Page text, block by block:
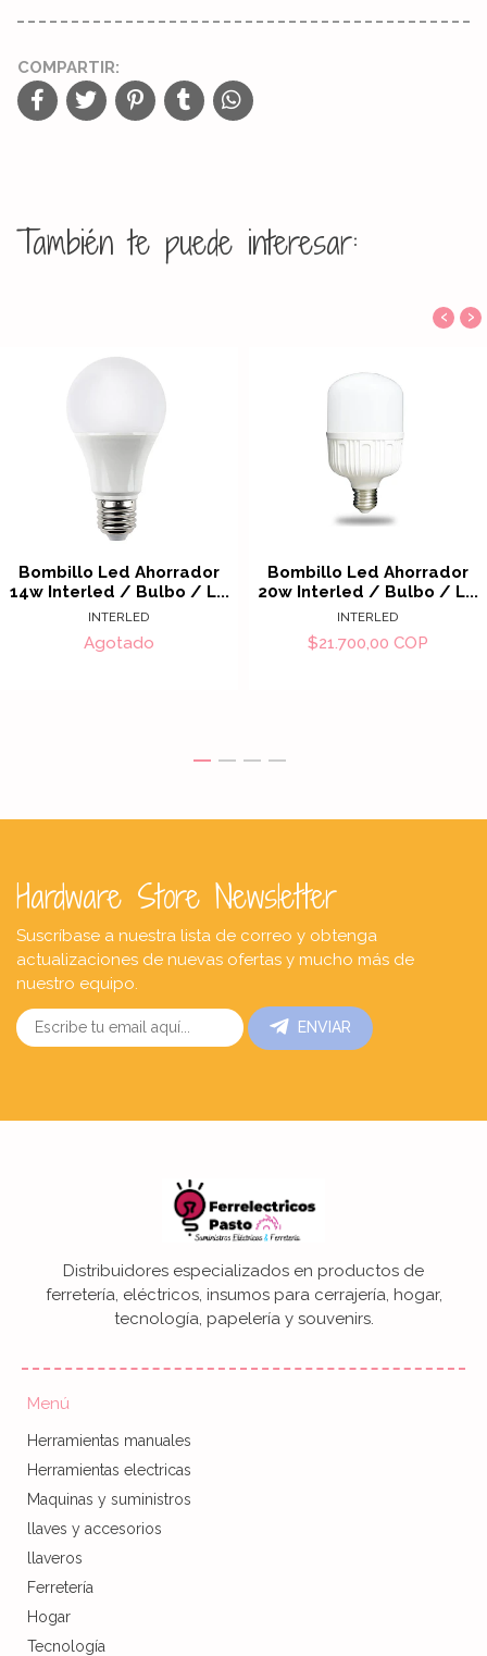
COMPARTIR:
También te puede interesar:
Bombillo Led Ahorrador
14w Interled / Bulbo / L...
INTERLED
Agotado
Bombillo Led Ahorrador
20w Interled / Bulbo / L...
INTERLED
$21.700,00 COP
‹ ›
Hardware Store Newsletter
Suscríbase a nuestra lista de correo y obtenga
actualizaciones de nuevas ofertas y mucho más de
nuestro equipo.
ENVIAR
Distribuidores especializados en productos de
ferretería, eléctricos, insumos para cerrajería, hogar,
tecnología, papelería y souvenirs.
Menú
Herramientas manuales
Herramientas electricas
Maquinas y suministros
llaves y accesorios
llaveros
Ferretería
Hogar
Tecnología